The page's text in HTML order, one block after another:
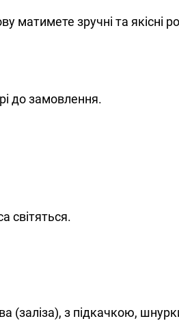
матимете зручні та якісні
до замовлення.
світяться.
(заліза), з підкачкою,